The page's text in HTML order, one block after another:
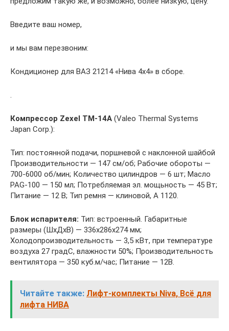
Введите ваш номер,
и мы вам перезвоним:
Кондиционер для ВАЗ 21214 «Нива 4х4» в сборе.
.
Компрессор Zexel TM-14A (Valeo Thermal Systems
Japan Corp.):
Тип: постоянной подачи, поршневой с наклонной шайбой
Производительности — 147 см/об; Рабочие обороты —
700-6000 об/мин; Количество цилиндров — 6 шт; Масло
PAG-100 — 150 мл; Потребляемая эл. мощьность — 45 Вт;
Питание — 12 В; Тип ремня — клиновой, А 1120.
Блок испарителя: Тип: встроенный. Габаритные
размеры (ШхДхВ) — 336х286х274 мм;
Холодопроизводительность — 3,5 кВт, при температуре
воздуха 27 градС, влажности 50%; Производительность
вентилятора — 350 куб.м/час; Питание — 12В.
Читайте также: Лифт-комплекты Niva, Всё для
лифта НИВА